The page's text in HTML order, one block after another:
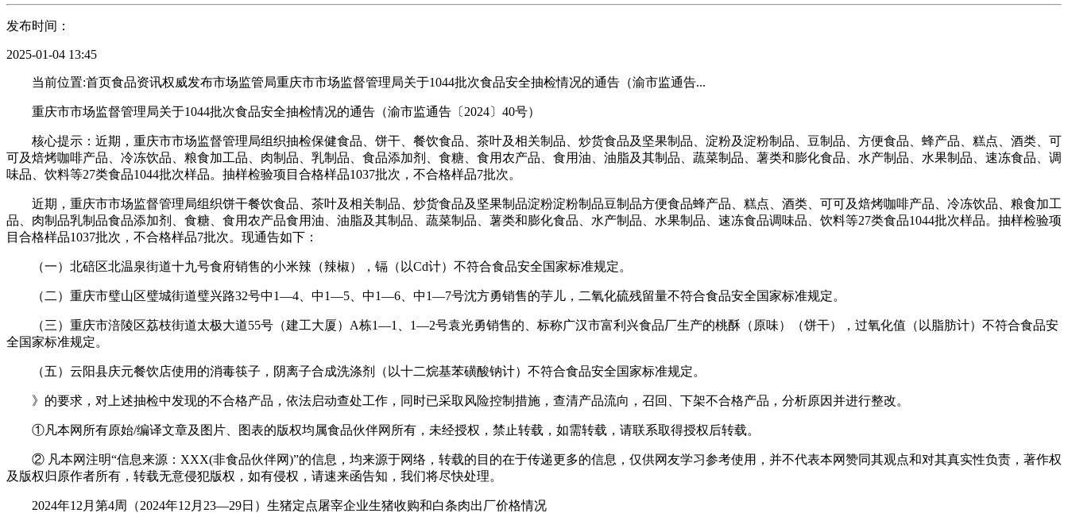
发布时间：
2025-01-04 13:45
当前位置:首页食品资讯权威发布市场监管局重庆市市场监督管理局关于1044批次食品安全抽检情况的通告（渝市监通告...
重庆市市场监督管理局关于1044批次食品安全抽检情况的通告（渝市监通告〔2024〕40号）
核心提示：近期，重庆市市场监督管理局组织抽检保健食品、饼干、餐饮食品、茶叶及相关制品、炒货食品及坚果制品、淀粉及淀粉制品、豆制品、方便食品、蜂产品、糕点、酒类、可
可及焙烤咖啡产品、冷冻饮品、粮食加工品、肉制品、乳制品、食品添加剂、食糖、食用农产品、食用油、油脂及其制品、蔬菜制品、薯类和膨化食品、水产制品、水果制品、速冻食品、调
味品、饮料等27类食品1044批次样品。抽样检验项目合格样品1037批次，不合格样品7批次。
近期，重庆市市场监督管理局组织饼干餐饮食品、茶叶及相关制品、炒货食品及坚果制品淀粉淀粉制品豆制品方便食品蜂产品、糕点、酒类、可可及焙烤咖啡产品、冷冻饮品、粮食加工
品、肉制品乳制品食品添加剂、食糖、食用农产品食用油、油脂及其制品、蔬菜制品、薯类和膨化食品、水产制品、水果制品、速冻食品调味品、饮料等27类食品1044批次样品。抽样检验项
目合格样品1037批次，不合格样品7批次。现通告如下：
（一）北碚区北温泉街道十九号食府销售的小米辣（辣椒），镉（以Cd计）不符合食品安全国家标准规定。
（二）重庆市璧山区璧城街道璧兴路32号中1—4、中1—5、中1—6、中1—7号沈方勇销售的芋儿，二氧化硫残留量不符合食品安全国家标准规定。
（三）重庆市涪陵区荔枝街道太极大道55号（建工大厦）A栋1—1、1—2号袁光勇销售的、标称广汉市富利兴食品厂生产的桃酥（原味）（饼干），过氧化值（以脂肪计）不符合食品安
全国家标准规定。
（五）云阳县庆元餐饮店使用的消毒筷子，阴离子合成洗涤剂（以十二烷基苯磺酸钠计）不符合食品安全国家标准规定。
》的要求，对上述抽检中发现的不合格产品，依法启动查处工作，同时已采取风险控制措施，查清产品流向，召回、下架不合格产品，分析原因并进行整改。
①凡本网所有原始/编译文章及图片、图表的版权均属食品伙伴网所有，未经授权，禁止转载，如需转载，请联系取得授权后转载。
② 凡本网注明“信息来源：XXX(非食品伙伴网)”的信息，均来源于网络，转载的目的在于传递更多的信息，仅供网友学习参考使用，并不代表本网赞同其观点和对其真实性负责，著作权
及版权归原作者所有，转载无意侵犯版权，如有侵权，请速来函告知，我们将尽快处理。
2024年12月第4周（2024年12月23—29日）生猪定点屠宰企业生猪收购和白条肉出厂价格情况